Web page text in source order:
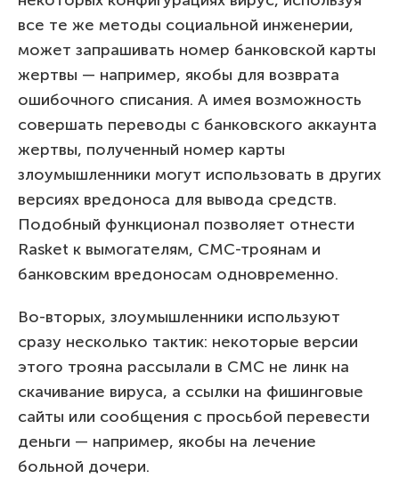
все те же методы социальной инженерии,
может запрашивать номер банковской карты
жертвы — например, якобы для возврата
ошибочного списания. А имея возможность
совершать переводы с банковского аккаунта
жертвы, полученный номер карты
злоумышленники могут использовать в других
версиях вредоноса для вывода средств.
Подобный функционал позволяет отнести
Rasket к вымогателям, СМС-троянам и
банковским вредоносам одновременно.
Во-вторых, злоумышленники используют
сразу несколько тактик: некоторые версии
этого трояна рассылали в СМС не линк на
скачивание вируса, а ссылки на фишинговые
сайты или сообщения с просьбой перевести
деньги — например, якобы на лечение
больной дочери.